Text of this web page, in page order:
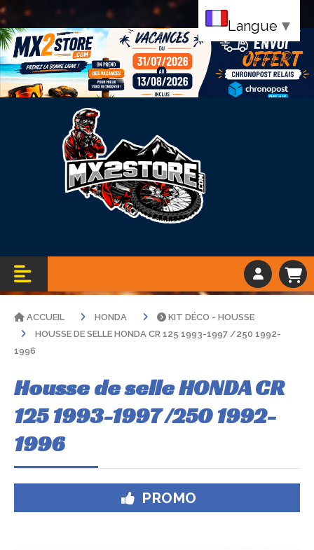
Bandeau vacance
ACCUEIL HONDA
KIT DÉCO - HOUSSE
HOUSSE DE SELLE HONDA CR 125 1993-1997 /250 1992-
1996
Housse de selle HONDA CR
125 1993-1997 /250 1992-
1996
PROMO
Langue ▼